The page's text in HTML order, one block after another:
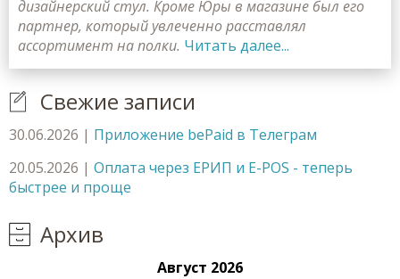
дизайнерский стул. Кроме Юры в магазине был его
партнер, который увлеченно расставлял
ассортимент на полки. Читать далее...
Свежие записи
30.06.2026 | Приложение bePaid в Телеграм
20.05.2026 | Оплата через ЕРИП и E-POS - теперь
быстрее и проще
Архив
Август 2026